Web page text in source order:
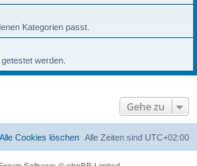
Kategorien passt.
werden.
Gehe zu
Alle Zeiten sind UTC+02:00
Alle Cookies löschen